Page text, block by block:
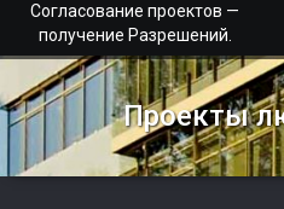
Согласование проектов —
получение Разрешений.
Проекты